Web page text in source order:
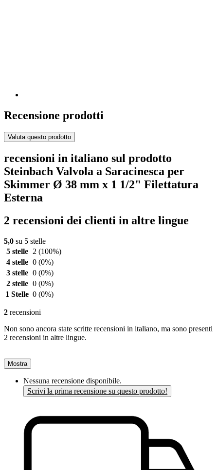
Recensione prodotti
Valuta questo prodotto
recensioni in italiano sul prodotto
Steinbach Valvola a Saracinesca per
Skimmer Ø 38 mm x 1 1/2" Filettatura
Esterna
2 recensioni dei clienti in altre lingue
5,0 su 5 stelle
5 stelle
2 (100%)
4 stelle 0 (0%)
3 stelle 0 (0%)
2 stelle 0 (0%)
1 Stelle 0 (0%)
2 recensioni
Non sono ancora state scritte recensioni in italiano, ma sono presenti
2 recensioni in altre lingue.
Mostra
Nessuna recensione disponibile.
Scrivi la prima recensione su questo prodotto!